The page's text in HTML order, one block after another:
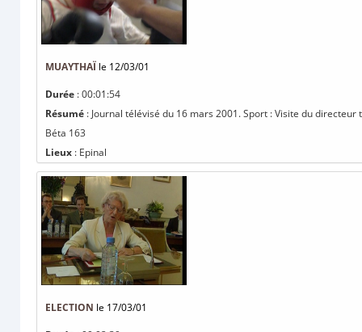
MUAYTHAÏ le 12/03/01
Durée : 00:01:54
Résumé : Journal télévisé du 16 mars 2001. Sport : Visite du
Béta 163
Lieux : Epinal
ELECTION le 17/03/01